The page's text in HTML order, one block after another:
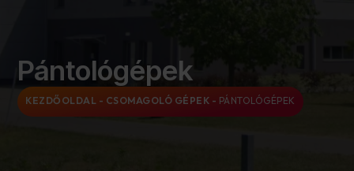
Pántológépek
KEZDŐOLDAL - CSOMAGOLÓ GÉPEK - PÁNTOLÓGÉPEK